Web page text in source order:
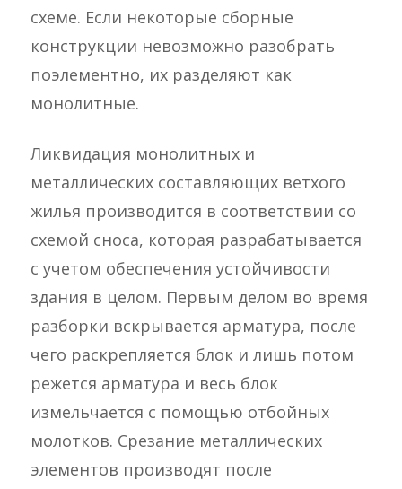
схеме. Если некоторые сборные
конструкции невозможно разобрать
поэлементно, их разделяют как
монолитные.
Ликвидация монолитных и
металлических составляющих ветхого
жилья производится в соответствии со
схемой сноса, которая разрабатывается
с учетом обеспечения устойчивости
здания в целом. Первым делом во время
разборки вскрывается арматура, после
чего раскрепляется блок и лишь потом
режется арматура и весь блок
измельчается с помощью отбойных
молотков. Срезание металлических
элементов производят после